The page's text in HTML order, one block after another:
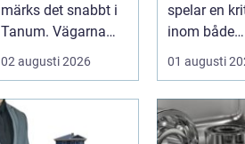
märks det snabbt i
Tanum. Vägarna
blir smalare,
parkeringar ...
02 augusti 2026
spelar en
inom både
byggnads-
infra...
01 augusti